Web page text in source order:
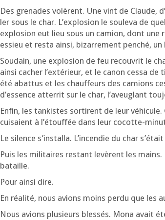
Des gre­nades volèrent. Une vint de Claude,
ler sous le char. L’ex­plo­sion le sou­le­va de
explo­sion eut lieu sous un camion, dont une
essieu et res­ta ain­si, bizar­re­ment pen­ché,
Sou­dain, une explo­sion de feu recou­vrit le
ain­si cacher l’ex­té­rieur, et le canon ces­sa de
été abat­tus et les chauf­feurs des camions
d’es­sence atter­rit sur le char, l’a­veu­glant
Enfin, les tan­kistes sor­tirent de leur véhi­cule.
cui­saient à l’é­touf­fée dans leur cocotte-
Le silence s’ins­tal­la. L’in­cen­die du char
Puis les mili­taires res­tant levèrent les
bataille.
Pour ain­si dire.
En réa­li­té, nous avions moins per­du que les
Nous avions plu­sieurs bles­sés. Mona avait